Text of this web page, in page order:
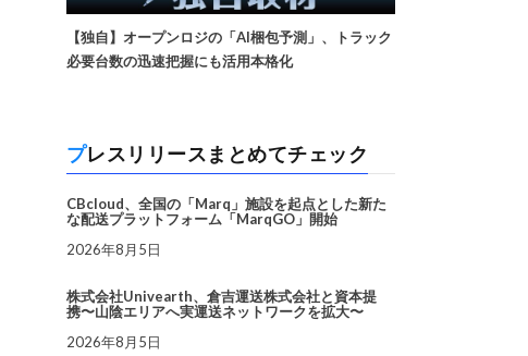
【独自】オープンロジの「AI梱包予測」、トラック
必要台数の迅速把握にも活用本格化
プレスリリースまとめてチェック
CBcloud、全国の「Marq」施設を起点とした新た
な配送プラットフォーム「MarqGO」開始
2026年8月5日
株式会社Univearth、倉吉運送株式会社と資本提
携〜山陰エリアへ実運送ネットワークを拡大〜
2026年8月5日